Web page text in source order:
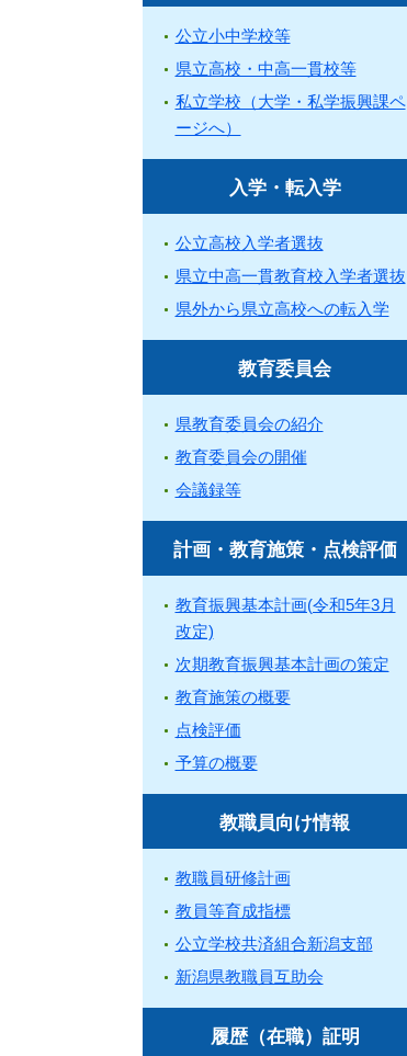
公立小中学校等
県立高校・中高一貫校等
私立学校（大学・私学振興課ペ
ージへ）
入学・転入学
公立高校入学者選抜
県立中高一貫教育校入学者選抜
県外から県立高校への転入学
教育委員会
県教育委員会の紹介
教育委員会の開催
会議録等
計画・教育施策・点検評価
教育振興基本計画(令和5年3月
改定)
次期教育振興基本計画の策定
教育施策の概要
点検評価
予算の概要
教職員向け情報
教職員研修計画
教員等育成指標
公立学校共済組合新潟支部
新潟県教職員互助会
履歴（在職）証明